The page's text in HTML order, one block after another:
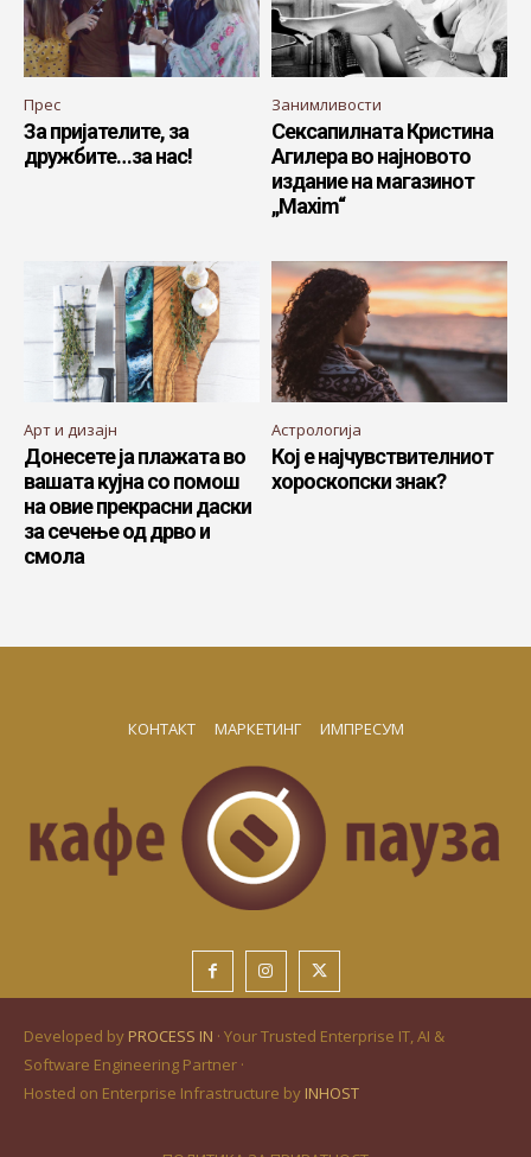
Прес
За пријателите, за
дружбите…за нас!
Занимливости
Сексапилната Кристина
Агилера во најновото
издание на магазинот
„Maxim“
Арт и дизајн
Донесете ја плажата во
вашата кујна со помош
на овие прекрасни даски
за сечење од дрво и
смола
Астрологија
Кој е најчувствителниот
хороскопски знак?
КОНТАКТ МАРКЕТИНГ ИМПРЕСУМ
Developed by PROCESS IN · Your Trusted Enterprise IT, AI &
Software Engineering Partner ·
Hosted on Enterprise Infrastructure by INHOST